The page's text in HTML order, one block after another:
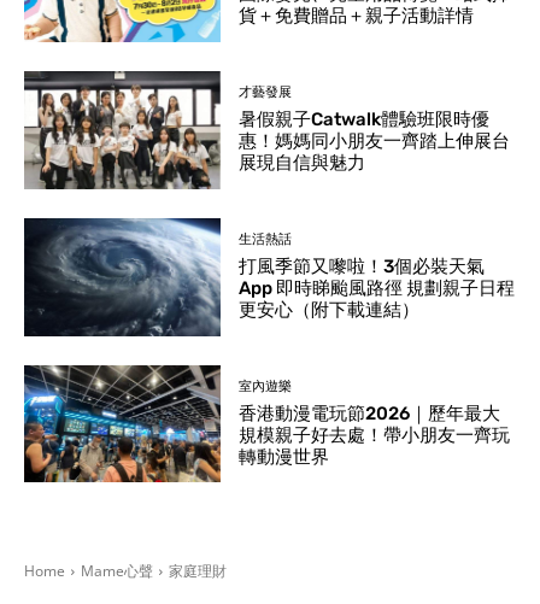
貨＋免費贈品＋親子活動詳情
才藝發展
暑假親子Catwalk體驗班限時優
惠！媽媽同小朋友一齊踏上伸展台
展現自信與魅力
生活熱話
打風季節又嚟啦！3個必裝天氣
App 即時睇颱風路徑 規劃親子日程
更安心（附下載連結）
室內遊樂
香港動漫電玩節2026｜歷年最大
規模親子好去處！帶小朋友一齊玩
轉動漫世界